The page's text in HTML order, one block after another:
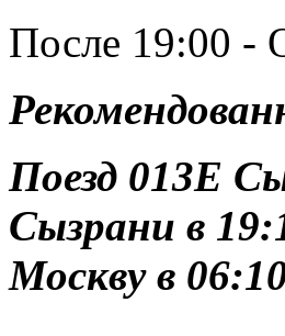
После 19:00 -
Поезд 013Е
Сызрани в
Москву в